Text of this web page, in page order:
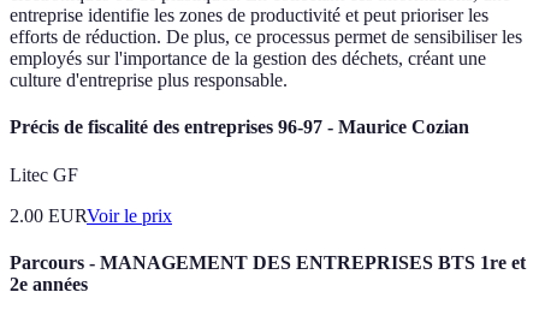
entreprise identifie les zones de productivité et peut prioriser les
efforts de réduction. De plus, ce processus permet de sensibiliser les
employés sur l'importance de la gestion des déchets, créant une
culture d'entreprise plus responsable.
Précis de fiscalité des entreprises 96-97 - Maurice Cozian
Litec GF
2.00 EURVoir le prix
Parcours - MANAGEMENT DES ENTREPRISES BTS 1re et
2e années